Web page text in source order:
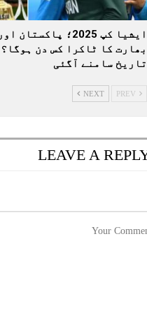
ایشیا کپ 2025؛ پاکستان اور
بھارت کا ٹاکرا کس دن ہوگا؟
تاریخ سامنے آگئی
NEXT
LEAVE A